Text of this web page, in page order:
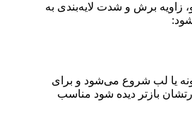
برش و شدت لایه‌بندی به
یا لب شروع می‌شود و برای
بازتر دیده شود مناسب